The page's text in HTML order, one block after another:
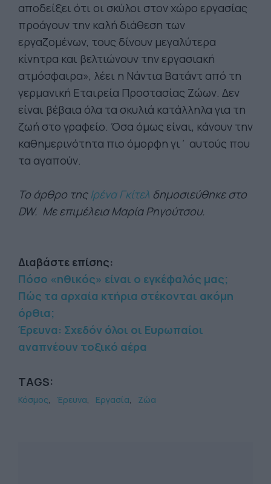
αποδείξει ότι οι σκύλοι στον χώρο εργασίας
προάγουν την καλή διάθεση των
εργαζομένων, τους δίνουν μεγαλύτερα
κίνητρα και βελτιώνουν την εργασιακή
ατμόσφαιρα», λέει η Νάντια Βατάντ από τη
γερμανική Εταιρεία Προστασίας Ζώων. Δεν
είναι βέβαια όλα τα σκυλιά κατάλληλα για τη
ζωή στο γραφείο. Όσα όμως είναι, κάνουν την
καθημερινότητα πιο όμορφη γι΄ αυτούς που
τα αγαπούν.
Το άρθρο τηςΙρένα Γκίτελ δημοσιεύθηκε στο
DW. Με επιμέλεια Μαρία Ρηγούτσου.
Διαβάστε επίσης:
Πόσο «ηθικός» είναι ο εγκέφαλός μας;
Πώς τα αρχαία κτήρια στέκονται ακόμη
όρθια;
Έρευνα: Σχεδόν όλοι οι Ευρωπαίοι
αναπνέουν τοξικό αέρα
TAGS:
Κόσμος Έρευνα Εργασία Ζώα